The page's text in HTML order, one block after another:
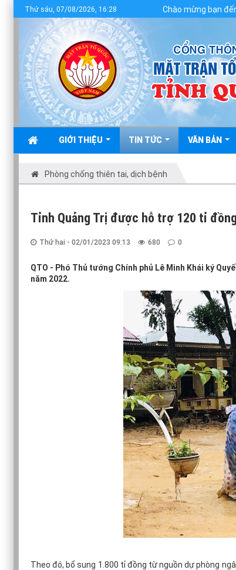
GIỚI THIỆU TIN TỨC VĂN BẢN
Thứ sáu, 07/08/2026, 16:28 Chào mừng bạn đến với
Phòng chống thiên tai, dịch bệnh
Tỉnh Quảng Trị được hỗ trợ 120 tỉ
Thứ hai - 02/01/2023 09:13 680 0
QTO - Phó Thủ tướng Chính phủ Lê Minh Khái ký
năm 2022.
Theo đó, bổ sung 1.800 tỉ đồng từ nguồn dự phòng